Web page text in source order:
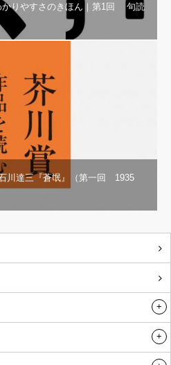
りやすさのきほん｜第1回 句読
川達三『蒼氓』（第一回 1935